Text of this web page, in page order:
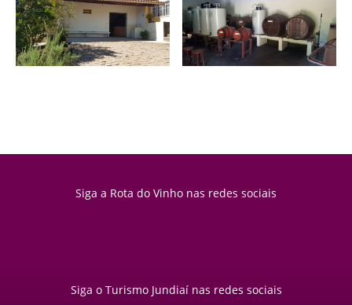
Siga a Rota do Vinho nas redes sociais
Siga o Turismo Jundiaí nas redes sociais